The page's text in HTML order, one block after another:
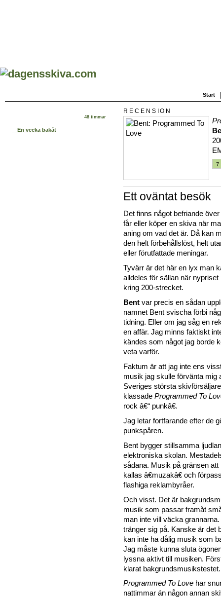
Start
48 timmar
En vecka bakåt
RECENSION
7
Ett oväntat besök
Det finns något befriande
får eller köper en skiva när
aning om vad det är. Då kan
den helt förbehållslöst, helt
eller förutfattade meningar.
Tyvärr är det här en lyx man
alldeles för sällan när nypriset
kring 200-strecket.
Bent var precis en sådan
namnet Bent svischa förbi
tidning. Eller om jag såg en
en affär. Jag minns faktiskt
kändes som något jag borde
veta varför.
Faktum är att jag inte ens
musik jag skulle förvänta mig
Sveriges största
klassade Programmed To
rock â€“ punkâ€.
Jag letar fortfarande efter de
punkspåren.
Bent bygger stillsamma
elektroniska skolan.
sådana. Musik på gränsen att
kallas â€muzakâ€ och
flashiga reklambyråer.
Och visst. Det är
musik som passar framåt
man inte vill väcka
tränger sig på. Kanske är det
kan inte ha dålig musik som
Jag måste kunna sluta
lyssna aktivt till musiken.
klarat bakgrundsmusikstestet.
Programmed To Love har
nattimmar än någon annan